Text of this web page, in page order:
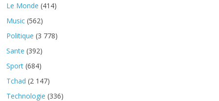
Le Monde (414)
Music (562)
Politique (3 778)
Sante (392)
Sport (684)
Tchad (2 147)
Technologie (336)